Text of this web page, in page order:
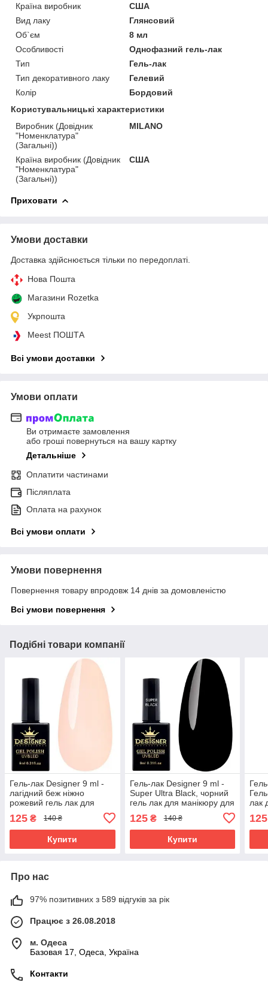
Країна виробник
США
Вид лаку
Глянсовий
Об`єм
8 мл
Особливості
Однофазний гель-лак
Тип
Гель-лак
Тип декоративного лаку
Гелевий
Колір
Бордовий
Користувальницькі характеристики
Виробник (Довідник
"Номенклатура"
(Загальні))
MILANO
Країна виробник (Довідник
"Номенклатура"
(Загальні))
США
Приховати
Умови доставки
Доставка здійснюється тільки по передоплаті.
Нова Пошта
Магазини Rozetka
Укрпошта
Meest ПОШТА
Всі умови доставки
Умови оплати
Ви отримаєте замовлення
або гроші повернуться на вашу картку
Детальніше
Оплатити частинами
Післяплата
Оплата на рахунок
Всі умови оплати
Умови повернення
Повернення товару впродовж 14 днів за домовленістю
Всі умови повернення
Подібні товари компанії
Гель-лак Designer 9 ml -
лагідний беж ніжно
рожевий гель лак для
манікюру для LED лампи,
лак Дизайнер
125 ₴ 140 ₴
Купити
Гель-лак Designer 9 ml -
Super Ultra Black, чорний
гель лак для манікюру для
LED лампи, лак Дизайнер
125₴ 140 ₴
Купити
лак
125
Про нас
97% позитивних з 589 відгуків за рік
Працює з 26.08.2018
м. Одеса
Базовая 17, Одеса, Україна
Контакти